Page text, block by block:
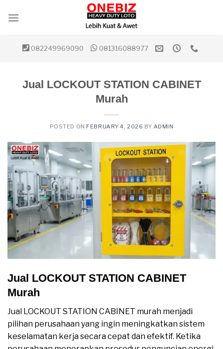
082249969090 081316088977
Jual LOCKOUT STATION CABINET
Murah
POSTED ON FEBRUARY 4, 2026 BY ADMIN
Jual LOCKOUT STATION CABINET
Murah
Jual LOCKOUT STATION CABINET murah menjadi
pilihan perusahaan yang ingin meningkatkan sistem
keselamatan kerja secara cepat dan efektif. Ketika